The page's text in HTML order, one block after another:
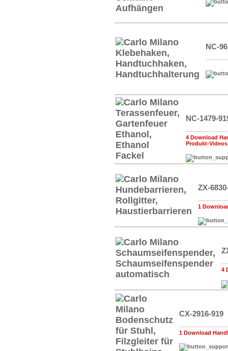
NC-
NC-1479-
4 Download
Produkt-Videos
ZX-
1
4
CX-2916-919
1 Download